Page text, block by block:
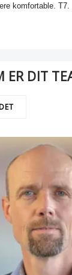
komfortable.
ER DIT